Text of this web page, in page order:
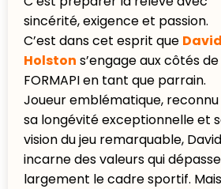
sincérité, exigence et passion.
C’est dans cet esprit que David
Holston s’engage aux côtés de
FORMAPI en tant que parrain.
Joueur emblématique,
sa longévité exceptionnelle et
vision du jeu remarquable, David
incarne des valeurs qui
largement le cadre sportif.